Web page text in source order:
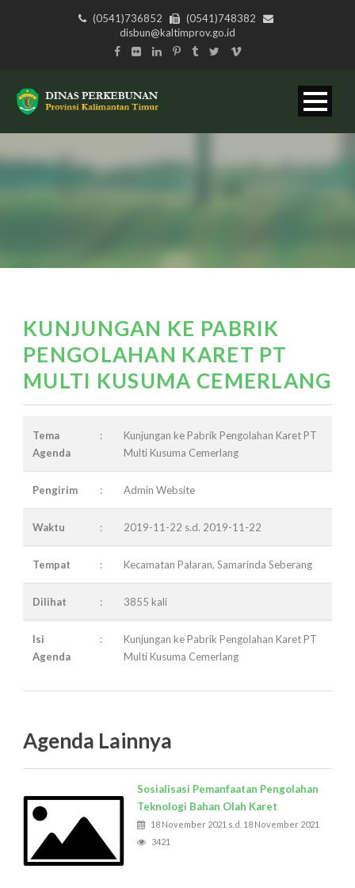
(0541)736852
(0541)748382
disbun@kaltimprov.go.id
KUNJUNGAN KE PABRIK
PENGOLAHAN KARET PT
MULTI KUSUMA CEMERLANG
Tema
Agenda
:
Kunjungan ke Pabrik Pengolahan Karet PT
Multi Kusuma Cemerlang
Pengirim : Admin Website
Waktu : 2019-11-22 s.d. 2019-11-22
Tempat : Kecamatan Palaran, Samarinda Seberang
Dilihat : 3855 kali
Isi
Agenda
:
Kunjungan ke Pabrik Pengolahan Karet PT
Multi Kusuma Cemerlang
Agenda Lainnya
Sosialisasi Pemanfaatan Pengolahan
Teknologi Bahan Olah Karet
18 November 2021 s.d. 18 November 2021
3421